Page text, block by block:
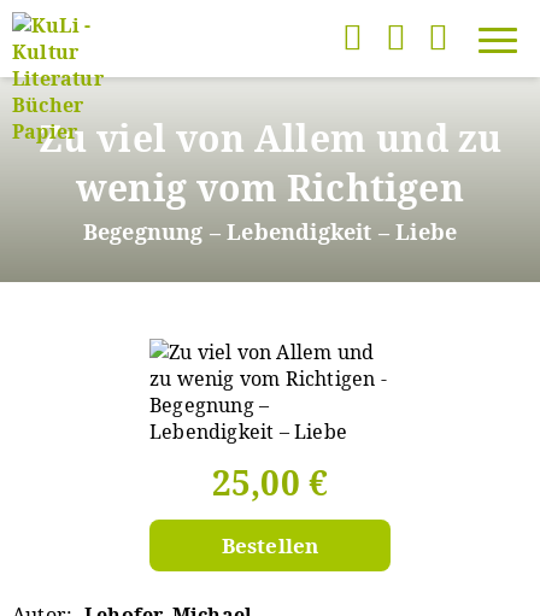
Direkt
zum
InhaltZu viel von Allem und zu
wenig vom Richtigen
Begegnung – Lebendigkeit – Liebe
25,00 €
Bestellen